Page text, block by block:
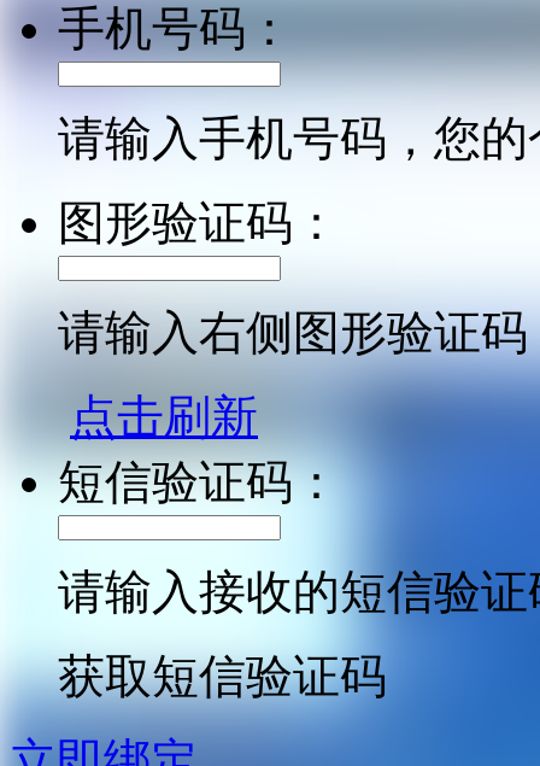
手机号码：
请输入手机号码，您
图形验证码：
请输入右侧图形验证码
点击刷新
短信验证码：
请输入接收的短信验证
获取短信验证码